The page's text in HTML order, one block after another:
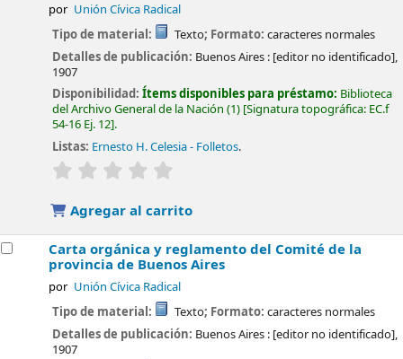
por Unión Cívica Radical
Tipo de material: Texto; Formato: caracteres normales
Detalles de publicación: Buenos Aires : [editor no identificado],
1907
Disponibilidad:Ítems disponibles para préstamo: Biblioteca
del Archivo General de la Nación (1) Signatura topográfica: EC.f
54-16 Ej. 12 .
Listas: Ernesto H. Celesia - Folletos.
valoración
Agregar al carrito
Carta orgánica y reglamento del Comité de la
provincia de Buenos Aires
por Unión Cívica Radical
Tipo de material: Texto; Formato: caracteres normales
Detalles de publicación: Buenos Aires : [editor no identificado],
1907